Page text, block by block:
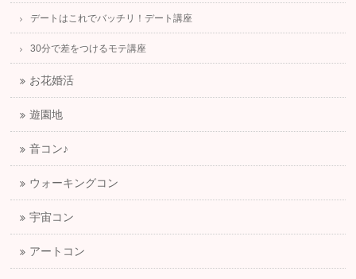
デートはこれでバッチリ！デート講座
30分で差をつけるモテ講座
お花婚活
遊園地
音コン♪
ウォーキングコン
宇宙コン
アートコン